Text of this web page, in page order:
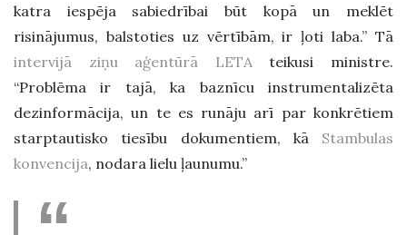
katra iespēja sabiedrībai būt kopā un meklēt
risinājumus, balstoties uz vērtībām, ir ļoti laba.” Tā
intervijā ziņu aģentūrā LETA teikusi ministre.
“Problēma ir tajā, ka baznīcu instrumentalizēta
dezinformācija, un te es runāju arī par konkrētiem
starptautisko tiesību dokumentiem, kā Stambulas
konvencija, nodara lielu ļaunumu.”